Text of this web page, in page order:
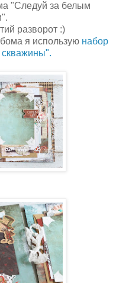
"Следуй за белым
разворот :)
я использую набор